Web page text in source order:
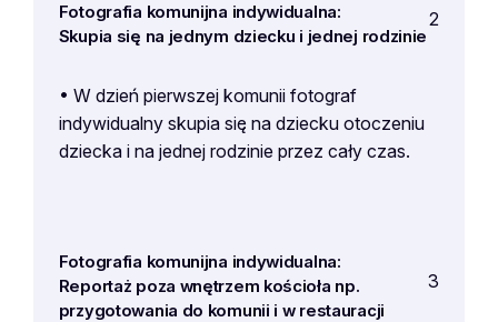
Fotografia komunijna indywidualna:
Skupia się na jednym dziecku i jednej rodzinie
2
• W dzień pierwszej komunii fotograf
indywidualny skupia się na dziecku otoczeniu
dziecka i na jednej rodzinie przez cały czas.
Fotografia komunijna indywidualna:
Reportaż poza wnętrzem kościoła np.
przygotowania do komunii i w restauracji
3